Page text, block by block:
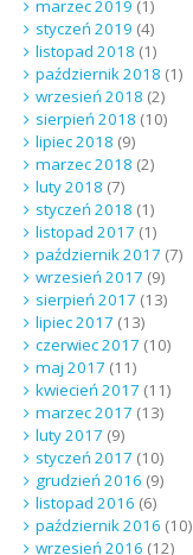
marzec 2019 (1)
styczeń 2019 (4)
listopad 2018 (1)
październik 2018 (1)
wrzesień 2018 (2)
sierpień 2018 (10)
lipiec 2018 (9)
marzec 2018 (2)
luty 2018 (7)
styczeń 2018 (1)
listopad 2017 (1)
październik 2017 (7)
wrzesień 2017 (9)
sierpień 2017 (13)
lipiec 2017 (13)
czerwiec 2017 (10)
maj 2017 (11)
kwiecień 2017 (11)
marzec 2017 (13)
luty 2017 (9)
styczeń 2017 (10)
grudzień 2016 (9)
listopad 2016 (6)
październik 2016 (10)
wrzesień 2016 (12)